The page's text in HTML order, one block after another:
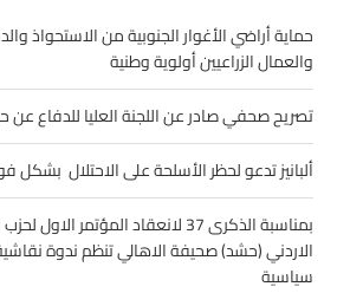
حماية أراضي الأغوار الجنوبية من الاستحواذ
والعمال الزراعيين أولوية وطنية
تصريح صحفي صادر عن اللجنة العليا للدفاع
ألبانيز تدعو لحظر الأسلحة على الاحتلال بشكل
بمناسبة الذكرى 37 لانعقاد المؤتمر
الاردني (حشد) صحيفة الاهالي تنظم ندوة
سياسية